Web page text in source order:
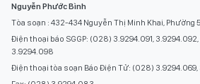
Nguyễn Phước Bình
Tòa soạn : 432-434 Nguyễn Thị Minh Khai, Phường
Điện thoại báo SGGP: (028) 3.9294.091,
3.9294.098
Điện thoại tòa soạn Báo Điện Tử: (028) 3.9294.069,